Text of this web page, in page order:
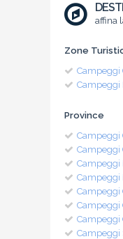
affina
Zone
Campeggi
Campeggi
Province
Campeggi
Campeggi
Campeggi
Campeggi
Campeggi
Campeggi
Campeggi
Campeggi